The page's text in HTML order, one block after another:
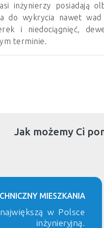
inżynierzy posiadają
do wykrycia nawet wad
i niedociągnięć,
terminie.
Jak możemy Ci
MIESZKANIA
w Polsce